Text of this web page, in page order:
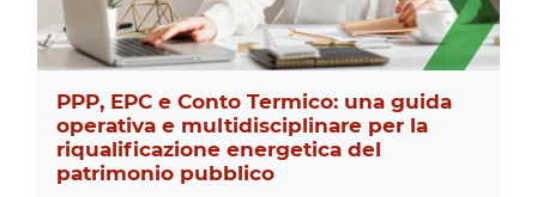
PPP, EPC e Conto Termico: una guida
operativa e multidisciplinare per la
riqualificazione energetica del
patrimonio pubblico